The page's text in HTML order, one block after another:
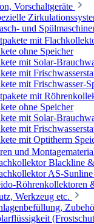
Vorschaltgeräte
und
mit
ohne Speicher
mit Solar-
mit
mit Frischwasser-
mit
ohne Speicher
mit Solar-
mit
mit Optitherm
und
Blackline
AS-
Röhrenkollektoren
Werkzeug etc.